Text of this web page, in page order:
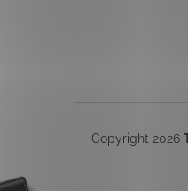
Copyright 2026